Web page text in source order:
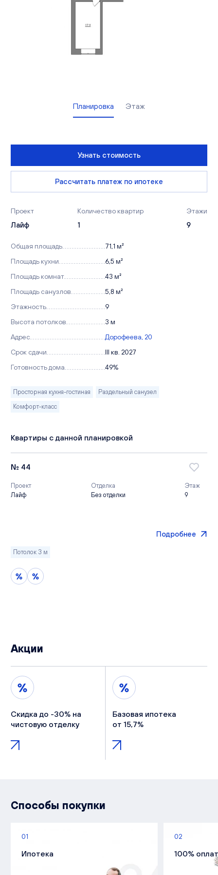
Планировка Этаж
Узнать стоимость
Рассчитать платеж по ипотеке
Проект
Лайф
Количество квартир
1
Этажи
9
Общая площадь
71,1 м²
Площадь кухни
6,5 м²
Площадь комнат
43 м²
Площадь санузлов
5,8 м²
Этажность
9
Высота потолков
3 м
Адрес
Дорофеева, 20
Срок сдачи
III кв. 2027
Готовность дома
49%
Просторная кухня-гостиная
Раздельный санузел
Комфорт-класс
Квартиры с данной планировкой
№ 44
Проект
Лайф
Отделка
Без отделки
Этаж
9
Потолок 3 м
Подробнее
Акции
Скидка до -30% на
чистовую отделку
Базовая ипотека
от 15,7%
Способы покупки
01
Ипотека
02
100%